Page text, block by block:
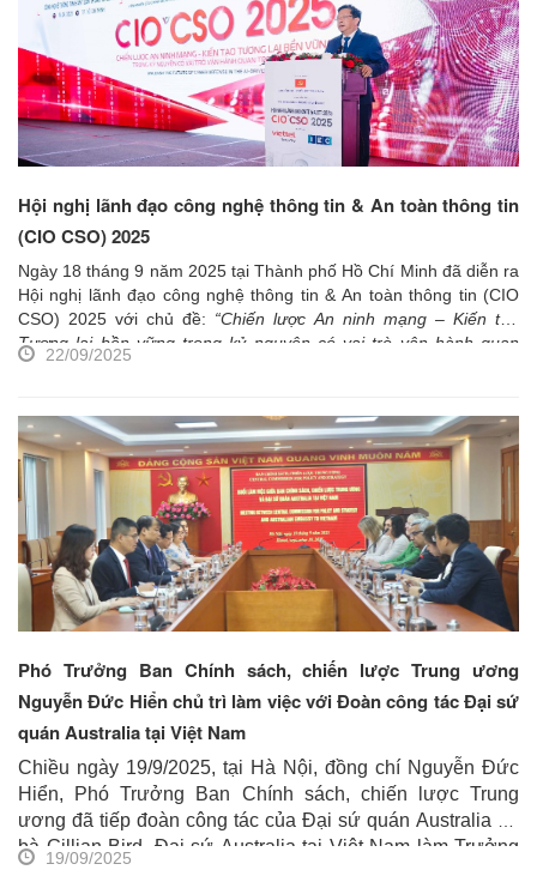
Hội nghị lãnh đạo công nghệ thông tin & An toàn thông tin
(CIO CSO) 2025
Ngày 18 tháng 9 năm 2025 tại Thành phố Hồ Chí Minh đã diễn ra
Hội nghị lãnh đạo công nghệ thông tin & An toàn thông tin (CIO
CSO) 2025 với chủ đề: “Chiến lược An ninh mạng – Kiến tạo
Tương lai bền vững trong kỷ nguyên có vai trò vận hành quan
trọng bởi AI”do Công ty An ninh mạng Viettel và Công ty Cổ phần
ương chỉ đạo về chuyên môn, Viện Nghiên cứu Chính sách và
Chiến lược thuộc Ban đồng hành, hỗ trợ tổ chức...
22/09/2025
Phó Trưởng Ban Chính sách, chiến lược Trung ương
Nguyễn Đức Hiển chủ trì làm việc với Đoàn công tác Đại sứ
quán Australia tại Việt Nam
Chiều ngày 19/9/2025, tại Hà Nội, đồng chí Nguyễn Đức
Hiển, Phó Trưởng Ban Chính sách, chiến lược Trung
ương đã tiếp đoàn công tác của Đại sứ quán Australia do
bà Gillian Bird, Đại sứ Australia tại Việt Nam làm Trưởng
19/09/2025